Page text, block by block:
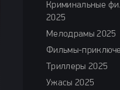
Криминальные
2025
Мелодрамы 2025
Фильмы-
Триллеры 2025
Ужасы 2025